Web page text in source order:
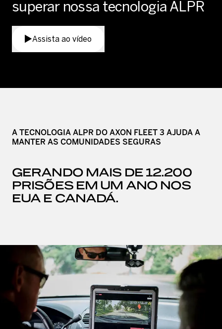
superar nossa tecnologia ALPR
Assista ao vídeo
A TECNOLOGIA ALPR DO AXON FLEET 3 AJUDA A
MANTER AS COMUNIDADES SEGURAS
GERANDO MAIS DE 12.200
PRISÕES EM UM ANO NOS
EUA E CANADÁ.